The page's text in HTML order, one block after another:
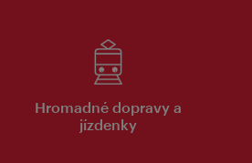
Hromadné dopravy a
jízdenky